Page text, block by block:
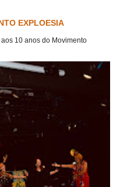
EXPLOESIA
10 anos do Movimento